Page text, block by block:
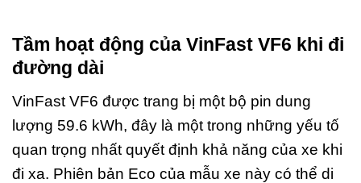
Tầm hoạt động của VinFast VF6 khi đi
đường dài
VinFast VF6 được trang bị một bộ pin dung
lượng 59.6 kWh, đây là một trong những yếu tố
quan trọng nhất quyết định khả năng của xe khi
đi xa. Phiên bản Eco của mẫu xe này có thể di